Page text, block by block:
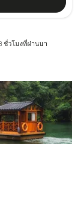
ชั่วโมงที่ผ่านมา